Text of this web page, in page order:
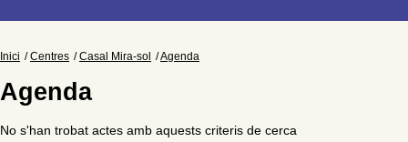
Inici Centres Casal Mira-sol Agenda
Agenda
No s'han trobat actes amb aquests criteris de cerca